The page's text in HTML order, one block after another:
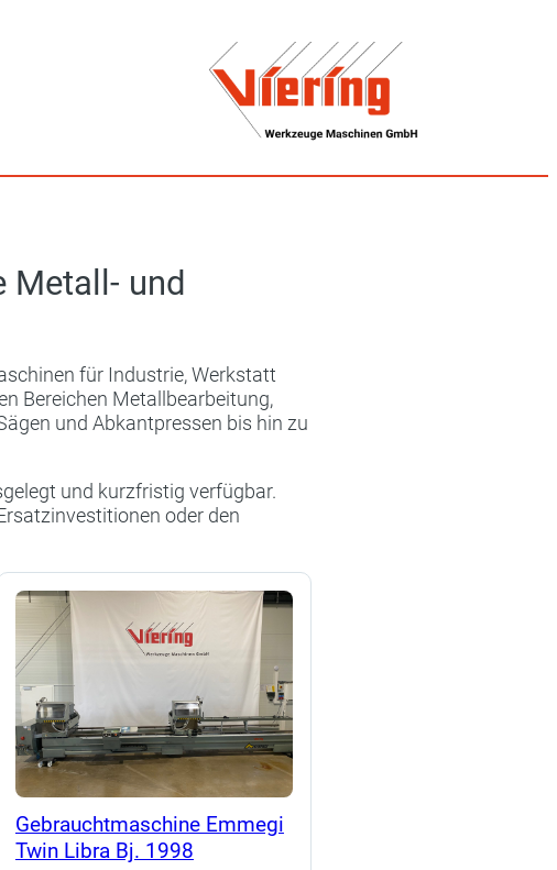
Metall- und
für Industrie, Werkstatt
Bereichen Metallbearbeitung,
und Abkantpressen bis hin zu
und kurzfristig verfügbar.
oder den
Gebrauchtmaschine Emmegi
Twin Libra Bj. 1998